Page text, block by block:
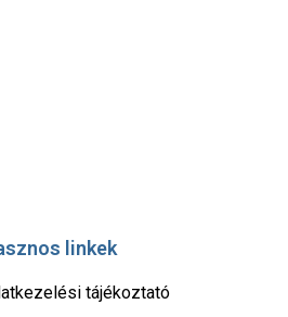
linkek
tájékoztató